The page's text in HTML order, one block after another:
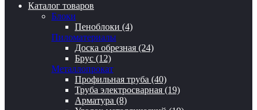
Каталог товаров
Блоки
Пеноблоки (4)
Пиломатериалы
Доска обрезная (24)
Брус (12)
Металлопрокат
Профильная труба (40)
Труба электросварная (19)
Арматура (8)